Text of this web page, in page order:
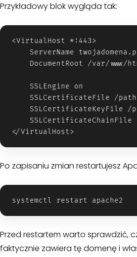
Przykładowy blok wygląda tak:
<VirtualHost *:443>
ServerName
DocumentRoot /var/www/
    SSLEngine on
SSLCertificateFile /
SSLCertificateKeyFile /
SSLCertificateChainFile
Po zapisaniu zmian restartujesz
Przed restartem warto sprawdzić,
faktycznie zawiera tę domenę i